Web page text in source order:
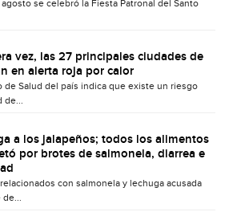
se celebró la Fiesta Patronal del Santo
vez, las 27 principales ciudades de
en alerta roja por calor
de Salud del país indica que existe un riesgo
de...
a los jalapeños; todos los alimentos
por brotes de salmonela, diarrea e
con salmonela y lechuga acusada
de...